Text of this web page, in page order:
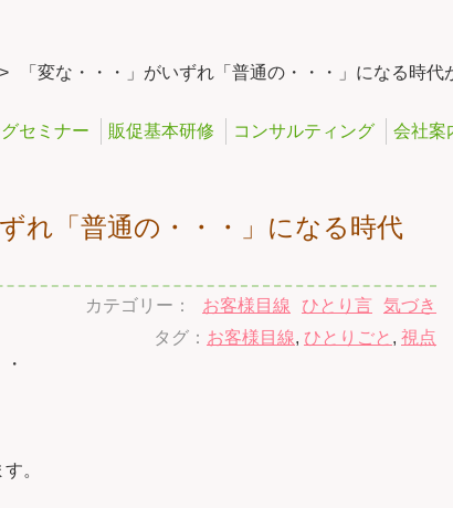
> 「変な・・・」がいずれ「普通の・・・」になる時代
セミナー 販促基本研修 コンサルティング 会社案
れ「普通の・・・」になる時代
カテゴリー： お客様目線 ひとり言
気づき
タグ： お客様目線, ひとりごと , 視点
。